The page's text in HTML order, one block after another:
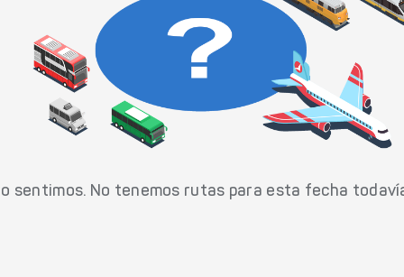
sentimos. No tenemos rutas para esta fecha